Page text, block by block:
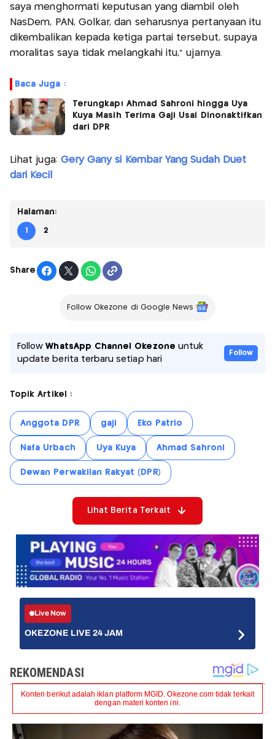
saya menghormati keputusan yang diambil oleh
NasDem, PAN, Golkar, dan seharusnya pertanyaan itu
dikembalikan kepada ketiga partai tersebut, supaya
moralitas saya tidak melangkahi itu," ujarnya.
Baca Juga :
Terungkap! Ahmad Sahroni hingga Uya
Kuya Masih Terima Gaji Usai Dinonaktifkan
dari DPR
Lihat juga: Gery Gany si Kembar Yang Sudah Duet
dari Kecil
Halaman:
1 2
Share
Follow Okezone di Google News
FollowWhatsApp Channel Okezone untuk
update berita terbaru setiap hari
Follow
Topik Artikel :
Anggota DPR gaji Eko Patrio
Nafa Urbach Uya Kuya Ahmad Sahroni
Dewan Perwakilan Rakyat (DPR)
Lihat Berita Terkait
Live Now
OKEZONE LIVE 24 JAM